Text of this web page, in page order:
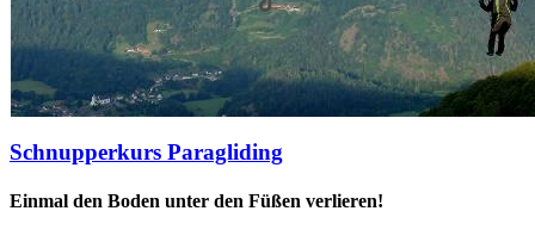
Schnupperkurs Paragliding
Einmal den Boden unter den Füßen verlieren!